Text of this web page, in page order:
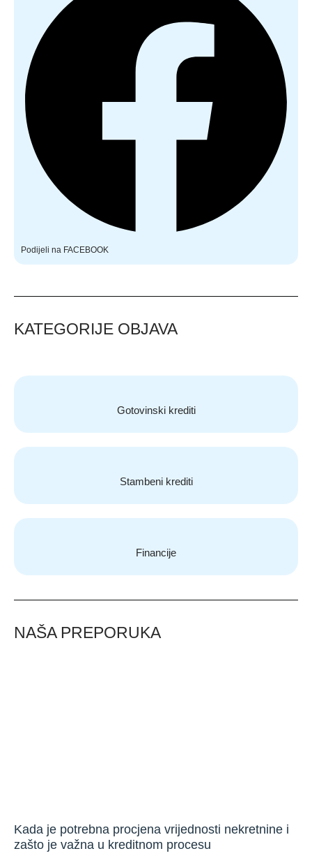
Podijeli na FACEBOOK
KATEGORIJE OBJAVA
Gotovinski krediti
Stambeni krediti
Financije
NAŠA PREPORUKA
Kada je potrebna procjena vrijednosti nekretnine i
zašto je važna u kreditnom procesu